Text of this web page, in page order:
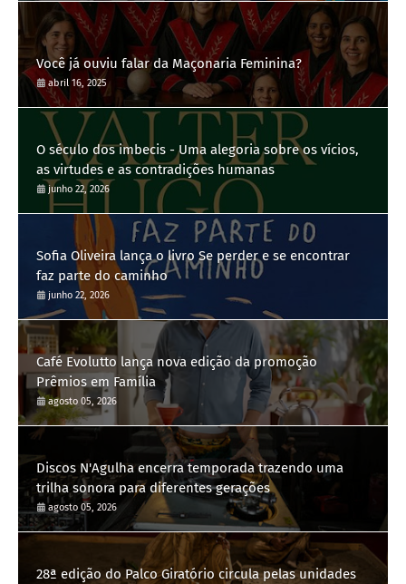
Você já ouviu falar da Maçonaria Feminina?
abril 16, 2025
O século dos imbecis - Uma alegoria sobre os vícios,
as virtudes e as contradições humanas
junho 22, 2026
Sofia Oliveira lança o livro Se perder e se encontrar
faz parte do caminho
junho 22, 2026
Café Evolutto lança nova edição da promoção
Prêmios em Família
agosto 05, 2026
Discos N'Agulha encerra temporada trazendo uma
trilha sonora para diferentes gerações
agosto 05, 2026
28ª edição do Palco Giratório circula pelas unidades